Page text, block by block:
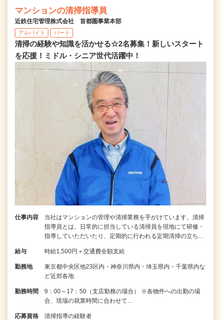
マンションの清掃指導員
近鉄住宅管理株式会社 首都圏事業本部
アルバイト パート
清掃の経験や知識を活かせる☆2名募集！新しいスタート
を応援！ミドル・シニア世代活躍中！
仕事内容
当社はマンションの管理や清掃業務を手がけています。清掃
指導員とは、日常的に担当している清掃員を現地にて研修・
指導していただいたり、定期的に行われる定期清掃の立ち…
給与 時給1,500円＋交通費全額支給
勤務地
東京都中央区他23区内・神奈川県内・埼玉県内・千葉県内な
ど近郊各地
勤務時間
9：00～17：50（支店勤務の場合） ※各物件への出勤の場
合、現場の就業時間に合わせて…
応募資格 清掃指導の経験者